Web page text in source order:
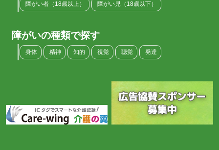
障がい者（18歳以上） 障がい児（18歳以下）
障がいの種類で探す
身体 精神 知的 視覚 聴覚 発達